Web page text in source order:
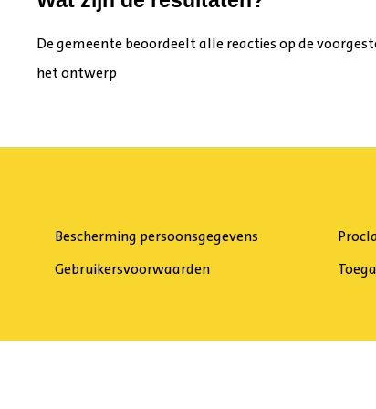
De gemeente beoordeelt alle reacties op de
het ontwerp
Bescherming persoonsgegevens
Gebruikersvoorwaarden